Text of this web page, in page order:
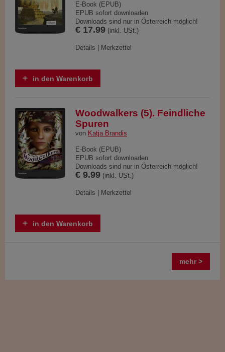
E-Book (EPUB)
EPUB sofort downloaden
Downloads sind nur in Österreich möglich!
€ 17.99 (inkl. USt.)
Details Merkzettel
in den Warenkorb
Woodwalkers (5). Feindliche
Spuren
von Katja Brandis
E-Book (EPUB)
EPUB sofort downloaden
Downloads sind nur in Österreich möglich!
€ 9.99 (inkl. USt.)
Details Merkzettel
in den Warenkorb
mehr >